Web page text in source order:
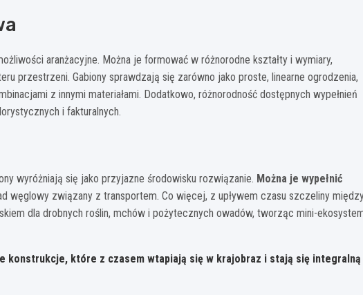
aranżacyjne. Można je formować w różnorodne kształty i wymiary,
przestrzeni. Gabiony sprawdzają się zarówno jako proste, linearne ogrodzenia,
z innymi materiałami. Dodatkowo, różnorodność dostępnych wypełnień
i fakturalnych.
wyróżniają się jako przyjazne środowisku rozwiązanie. Można je wypełnić
węglowy związany z transportem. Co więcej, z upływem czasu szczeliny
dla drobnych roślin, mchów i pożytecznych owadów, tworząc mini-
konstrukcje, które z czasem wtapiają się w krajobraz i stają się integralną